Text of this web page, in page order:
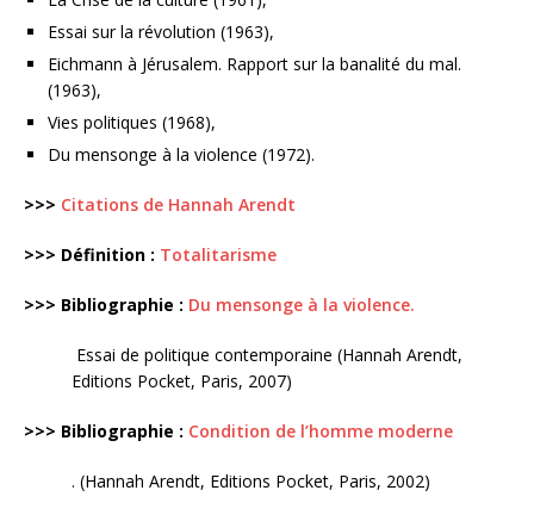
Essai sur la révolution (1963),
Eichmann à Jérusalem. Rapport sur la banalité du mal.
(1963),
Vies politiques (1968),
Du mensonge à la violence (1972).
>>> Citations de Hannah Arendt
>>> Définition : Totalitarisme
>>> Bibliographie : Du mensonge à la violence.
Essai de politique contemporaine (Hannah Arendt,
Editions Pocket, Paris, 2007)
>>> Bibliographie : Condition de l’homme moderne
. (Hannah Arendt, Editions Pocket, Paris, 2002)